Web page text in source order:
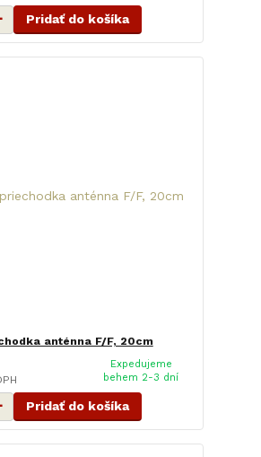
Pridať do košíka
anténna F/F, 20cm
Expedujeme
behem 2-3 dní
Pridať do košíka